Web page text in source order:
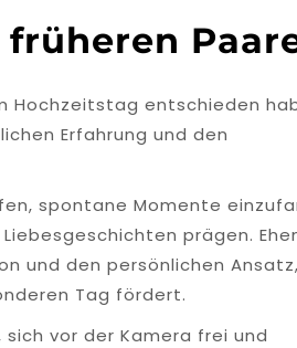
Hochzeitstag entschieden
Erfahrung und den
spontane Momente
prägen.
und den persönlichen
Tag fördert.
vor der Kamera frei und